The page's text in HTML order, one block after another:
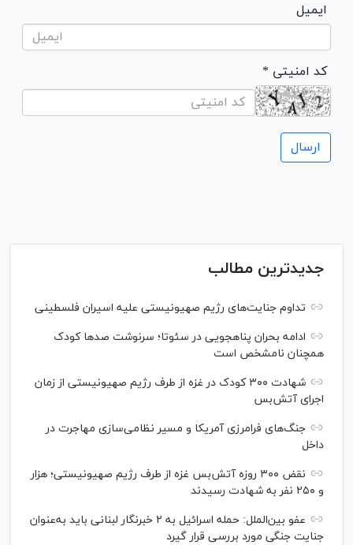
ایمیل
* کد امنیتی
جدیدترین مطالب
تداوم جنایت‌های رژیم صهیونیستی علیه اسیران فلسطینی
ادامه بحران پناهجویی در سئوتا؛ سرنوشت صدها کودک
همچنان نامشخص است
شهادت ۳۰۰ کودک در غزه از طرف رژیم صهیونیستی از زمان
اجرای آتش‌بس
جنگ‌های فرامرزی آمریکا و مسیر نظامی‌سازی مهاجرت در
داخل
نقض ۳۰۰ روزه آتش‌بس غزه از طرف رژیم صهیونیستی؛ هزار
و ۲۵۰ نفر به شهادت رسیدند
عفو بین‌الملل: حمله اسرائیل به ۲ خبرنگار لبنانی باید به‌عنوان
جنایت جنگی مورد بررسی قرار گیرد